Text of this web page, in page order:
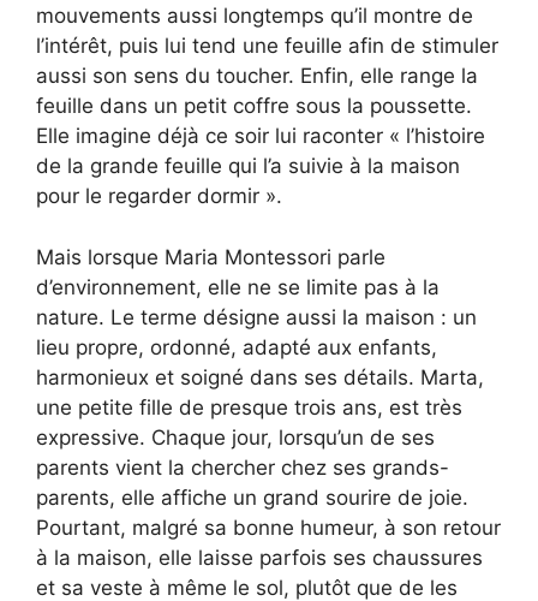
mouvements aussi longtemps qu’il montre de
l’intérêt, puis lui tend une feuille afin de stimuler
aussi son sens du toucher. Enfin, elle range la
feuille dans un petit coffre sous la poussette.
Elle imagine déjà ce soir lui raconter « l’histoire
de la grande feuille qui l’a suivie à la maison
pour le regarder dormir ».
Mais lorsque Maria Montessori parle
d’environnement, elle ne se limite pas à la
nature. Le terme désigne aussi la maison : un
lieu propre, ordonné, adapté aux enfants,
harmonieux et soigné dans ses détails. Marta,
une petite fille de presque trois ans, est très
expressive. Chaque jour, lorsqu’un de ses
parents vient la chercher chez ses grands-
parents, elle affiche un grand sourire de joie.
Pourtant, malgré sa bonne humeur, à son retour
à la maison, elle laisse parfois ses chaussures
et sa veste à même le sol, plutôt que de les